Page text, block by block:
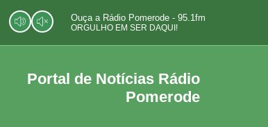
Ouça a Rádio Pomerode - 95.1fm
ORGULHO EM SER DAQUI!
Portal de Notícias Rádio
Pomerode